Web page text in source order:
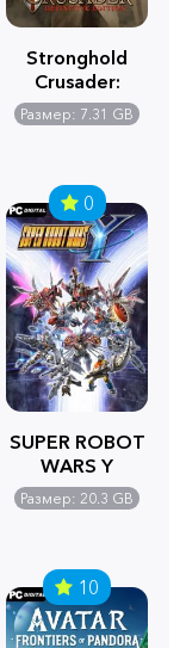
Stronghold
Crusader:
Definitive
Edition
Размер: 7.31 GB
0
SUPER ROBOT
WARS Y
Размер: 20.3 GB
10